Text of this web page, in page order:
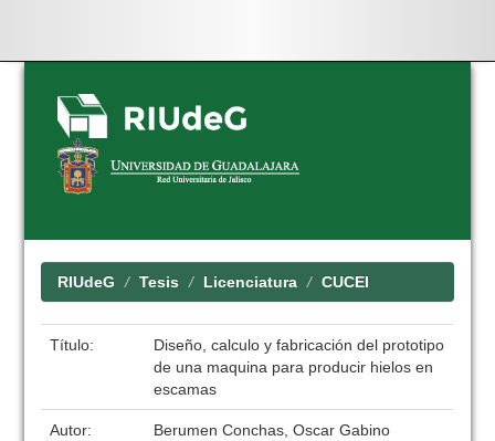
Skip
navigation
RIUdeG Tesis Licenciatura CUCEI
Título:
Diseño, calculo y fabricación del prototipo
de una maquina para producir hielos en
escamas
Autor:
Berumen Conchas, Oscar Gabino